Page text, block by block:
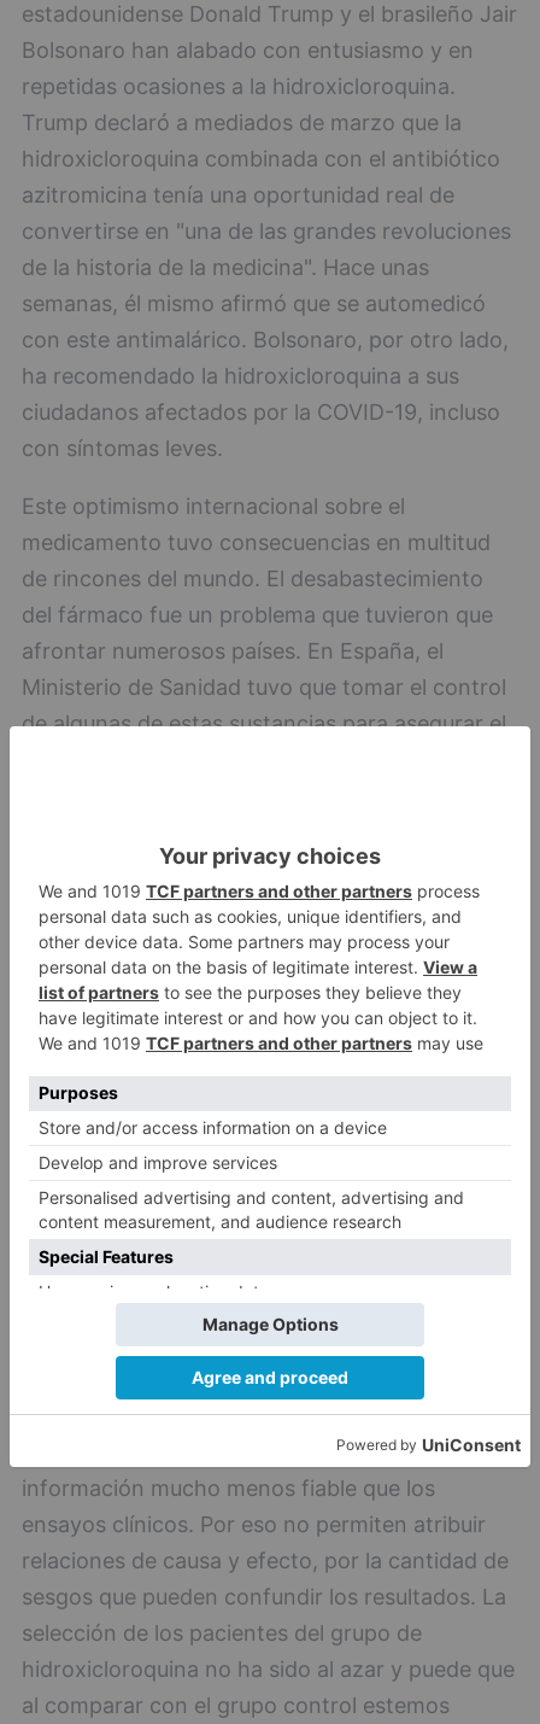
estadounidense Donald Trump y el brasileño Jair
Bolsonaro han alabado con entusiasmo y en
repetidas ocasiones a la hidroxicloroquina.
Trump declaró a mediados de marzo que la
hidroxicloroquina combinada con el antibiótico
azitromicina tenía una oportunidad real de
convertirse en "una de las grandes revoluciones
de la historia de la medicina". Hace unas
semanas, él mismo afirmó que se automedicó
con este antimalárico. Bolsonaro, por otro lado,
ha recomendado la hidroxicloroquina a sus
ciudadanos afectados por la COVID-19, incluso
con síntomas leves.
Este optimismo internacional sobre el
medicamento tuvo consecuencias en multitud
de rincones del mundo. El desabastecimiento
del fármaco fue un problema que tuvieron que
afrontar numerosos países. En España, el
Ministerio de Sanidad tuvo que tomar el control
de algunas de estas sustancias para asegurar el
y padecieron graves efectos adversos. En
Aquitania, Francia, varios ciudadanos sufrieron
trastornos cardíacos por automedicarse con
hidroxicloroquina. En Nigeria, múltiples personas
han sufrido también graves problemas de salud
por la misma razón y en Estados Unidos un
hombre falleció y su mujer entró en estado
crítico por la ingesta de un producto limpiador
de peceras con cloroquina.
Solo grandes y rigurosos ensayos aclararán su
papel
El gran estudio observacional que ha detectado
menor supervivencia en los pacientes tratados
con este fármaco no es el final de la historia, ni
mucho menos. Los estudios observacionales
tienen grandes limitaciones y ofrecen
información mucho menos fiable que los
ensayos clínicos. Por eso no permiten atribuir
relaciones de causa y efecto, por la cantidad de
sesgos que pueden confundir los resultados. La
selección de los pacientes del grupo de
hidroxicloroquina no ha sido al azar y puede que
al comparar con el grupo control estemos